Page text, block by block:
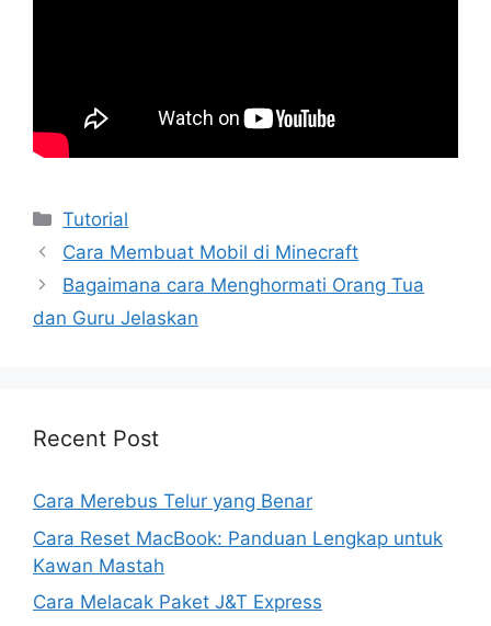
Kategori
Tutorial
Cara Membuat Mobil di Minecraft
Bagaimana cara Menghormati Orang Tua
dan Guru Jelaskan
Recent Post
Cara Merebus Telur yang Benar
Cara Reset MacBook: Panduan Lengkap untuk
Kawan Mastah
Cara Melacak Paket J&T Express